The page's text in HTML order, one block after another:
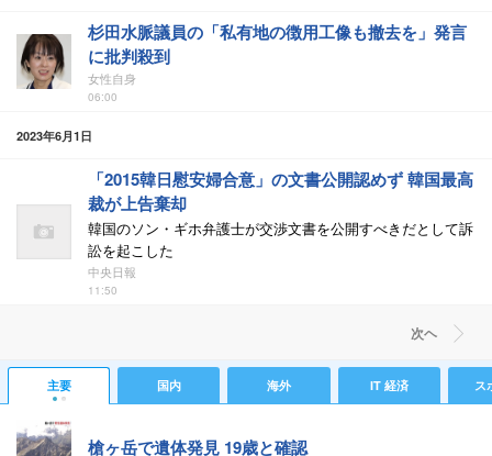
杉田水脈議員の「私有地の徴用工像も撤去を」発言
に批判殺到
女性自身
06:00
2023年6月1日
「2015韓日慰安婦合意」の文書公開認めず 韓国最高
裁が上告棄却
韓国のソン・ギホ弁護士が交渉文書を公開すべきだとして訴
訟を起こした
中央日報
11:50
次ヘ
主要 国内 海外 IT 経済 ス
槍ヶ岳で遺体発見 19歳と確認